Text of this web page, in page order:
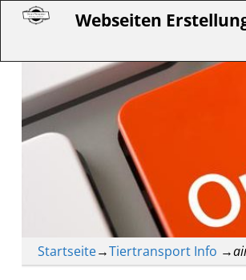
Webseiten
Startseite→Tiertransport Info →